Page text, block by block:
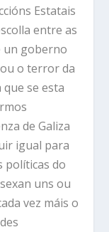
Estatais
entre as
un goberno
o terror da
se esta
de Galiza
igual para
políticas do
uns ou
vez máis o